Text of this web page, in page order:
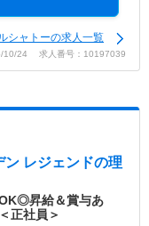
シャトーの求人一覧
10/24 求人番号：10197039
ン レジェンドの理
OK◎昇給＆賞与あ
正社員＞